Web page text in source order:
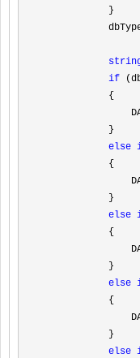
            }
if
            {
            }
else
            {
            }
else
            {
            }
else
            {
            }
else